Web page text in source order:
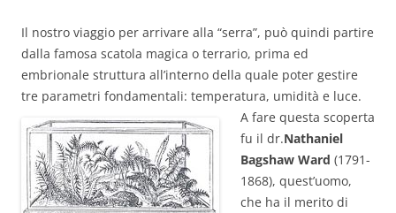
Il nostro viaggio per arrivare alla “serra”, può quindi partire
dalla famosa scatola magica o terrario, prima ed
embrionale struttura all’interno della quale poter gestire
tre parametri fondamentali: temperatura, umidità e luce.
A fare questa scoperta
fu il dr.Nathaniel
Bagshaw Ward (1791-
1868), quest’uomo,
che ha il merito di